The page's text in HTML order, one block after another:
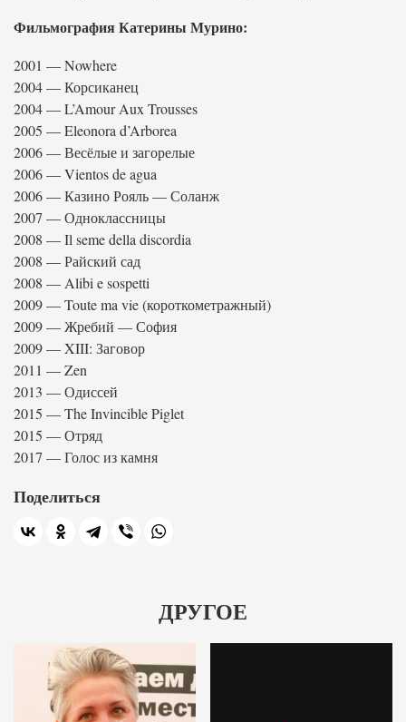
Фильмография Катерины Мурино:
2001 — Nowhere
2004 — Корсиканец
2004 — L’Amour Aux Trousses
2005 — Eleonora d’Arborea
2006 — Весёлые и загорелые
2006 — Vientos de agua
2006 — Казино Рояль — Соланж
2007 — Одноклассницы
2008 — Il seme della discordia
2008 — Райский сад
2008 — Alibi e sospetti
2009 — Toute ma vie (короткометражный)
2009 — Жребий — София
2009 — XIII: Заговор
2011 — Zen
2013 — Одиссей
2015 — The Invincible Piglet
2015 — Отряд
2017 — Голос из камня
Поделиться
ДРУГОЕ